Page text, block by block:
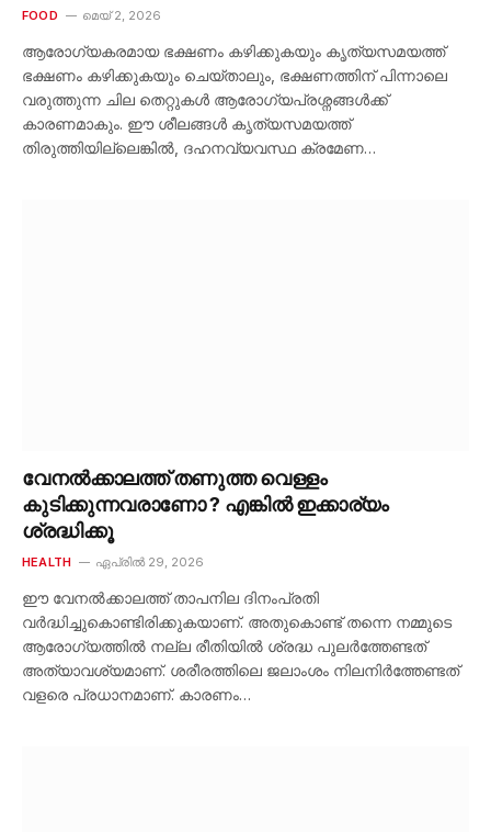
FOOD മെയ്‌ 2, 2026
ആരോഗ്യകരമായ ഭക്ഷണം കഴിക്കുകയും കൃത്യസമയത്ത്
ഭക്ഷണം കഴിക്കുകയും ചെയ്താലും, ഭക്ഷണത്തിന് പിന്നാലെ
വരുത്തുന്ന ചില തെറ്റുകൾ ആരോഗ്യപ്രശ്നങ്ങൾക്ക്
കാരണമാകും. ഈ ശീലങ്ങൾ കൃത്യസമയത്ത്
തിരുത്തിയില്ലെങ്കിൽ, ദഹനവ്യവസ്ഥ ക്രമേണ…
വേനൽക്കാലത്ത് തണുത്ത വെള്ളം
കുടിക്കുന്നവരാണോ ? എങ്കിൽ ഇക്കാര്യം
ശ്രദ്ധിക്കൂ
HEALTH ഏപ്രിൽ 29, 2026
ഈ വേനൽക്കാലത്ത് താപനില ദിനംപ്രതി
വർദ്ധിച്ചുകൊണ്ടിരിക്കുകയാണ്. അതുകൊണ്ട് തന്നെ നമ്മുടെ
ആരോഗ്യത്തിൽ നല്ല രീതിയിൽ ശ്രദ്ധ പുലർത്തേണ്ടത്
അത്യാവശ്യമാണ്. ശരീരത്തിലെ ജലാംശം നിലനിർത്തേണ്ടത്
വളരെ പ്രധാനമാണ്. കാരണം…